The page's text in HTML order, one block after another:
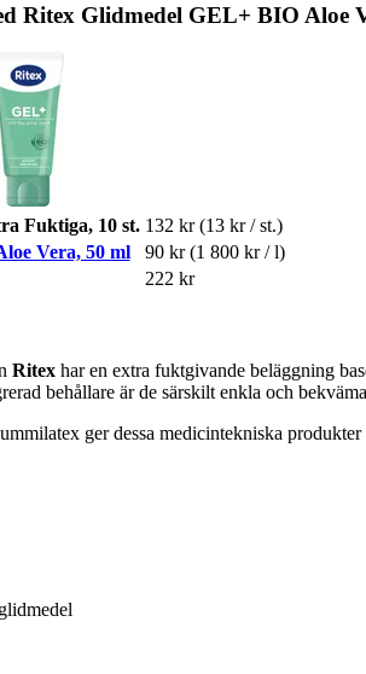
Ritex Glidmedel GEL+ BIO Aloe
Fuktiga, 10 st. 132 kr (13 kr / st.)
Vera, 50 ml
90 kr (1 800 kr / l)
222 kr
Ritex har en extra fuktgivande beläggning
behållare är de särskilt enkla och
ger dessa medicintekniska